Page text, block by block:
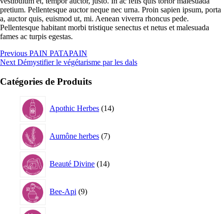
pretium. Pellentesque auctor neque nec urna. Proin sapien ipsum, porta
a, auctor quis, euismod ut, mi. Aenean viverra rhoncus pede.
Pellentesque habitant morbi tristique senectus et netus et malesuada
fames ac turpis egestas.
Navigation
de
l’article
Previous Previous
post:
PAIN PATAPAIN
Next Next
Démystifier le végétarisme par les dals
Catégories de Produits
Apothic Herbes 14produits
Aumône herbes 7produits
Beauté Divine 14produits
Bee-Api 9produits